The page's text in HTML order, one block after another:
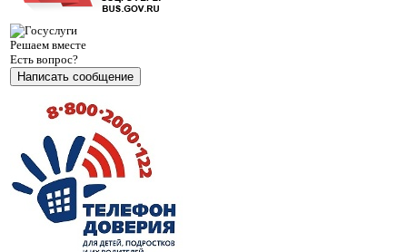
Решаем вместе
Есть вопрос?
Написать сообщение